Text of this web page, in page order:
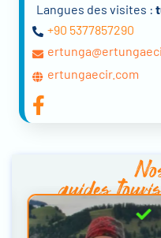
Langues des visites :
+90 5377857290
ertungaecir.com
guides